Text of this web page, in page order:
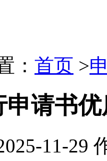
： 首页 >
申请书
11-29